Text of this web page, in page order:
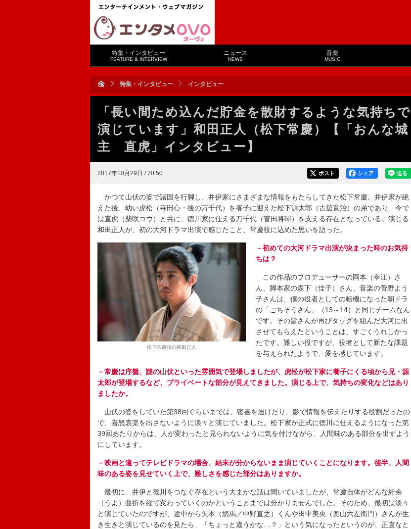
特集・インタビュー
FEATURE & INTERVIEW
ニュース
NEWS
音楽
MUSIC
特集・インタビュー インタビュー
「長い間ため込んだ貯金を散財するような気持ちで
演じています」和田正人（松下常慶）【「おんな城
主 直虎」インタビュー】
2017年10月29日 / 20:50 送る
シェア
ポスト
かつて山伏の姿で諸国を行脚し、井伊家にさまざまな情報をもたらしてきた松下常慶。井伊家が絶
えた後、幼い虎松（寺田心・後の万千代）を養子に迎えた松下源太郎（古舘寛治）の弟であり、今で
は直虎（柴咲コウ）と共に、徳川家に仕える万千代（菅田将暉）を支える存在となっている。演じる
和田正人が、初の大河ドラマ出演で感じたこと、常慶役に込めた思いを語った。
松下常慶役の和田正人
－初めての大河ドラマ出演が決まった時のお気持
ちは？
この作品のプロデューサーの岡本（幸江）さ
ん、脚本家の森下（佳子）さん、音楽の菅野よう
子さんは、僕の役者としての転機になった朝ドラ
の「ごちそうさん」（13～14）と同じチームなん
です。その皆さんが再びタッグを組んだ大河に出
させてもらえたということは、すごくうれしかっ
たです。難しい役ですが、役者として新たな課題
を与えられたようで、愛を感じています。
－常慶は序盤、謎の山伏といった雰囲気で登場しましたが、虎松が松下家に養子にくる頃から兄・源
太郎が登場するなど、プライベートな部分が見えてきました。演じる上で、気持ちの変化などはあり
ましたか。
山伏の姿をしていた第38回ぐらいまでは、密書を届けたり、影で情報を伝えたりする役割だったの
で、喜怒哀楽を出さないように淡々と演じていました。松下家が正式に徳川に仕えるようになった第
39回あたりからは、人が変わったと見られないように気を付けながら、人間味のある部分を出すよう
にしています。
－映画と違ってテレビドラマの場合、結末が分からないまま演じていくことになります。後半、人間
味のある姿を見せていく上で、難しさを感じた部分はありますか。
最初に、井伊と徳川をつなぐ存在という大まかな話は聞いていましたが、常慶自体がどんな紆余
（うよ）曲折を経て変わっていくのかということまでは分かりませんでした。そのため、最初は淡々
と演じていたのですが、途中から矢本（悠馬／中野直之）くんや田中美央（奥山六左衛門）さんが生
き生きと演じているのを見たら、「ちょっと違うかな…？」という気になったというのが、正直なと